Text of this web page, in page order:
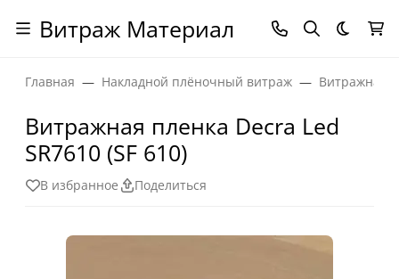
Витраж Материал Темная
Главная Накладной плёночный витраж Витражная
Витражная пленка Decra Led
SR7610 (SF 610)
В избранное Поделиться